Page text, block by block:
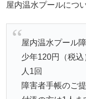
屋内温水プールにつ
屋内温水プール
少年120円（税
人1回
障害者手帳のご